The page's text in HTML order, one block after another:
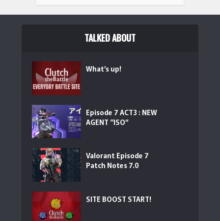
TALKED ABOUT
What’s up!
Episode 7 ACT3 : NEW
AGENT “ISO”
Valorant Episode 7
Patch Notes 7.0
SITE BOOST START!